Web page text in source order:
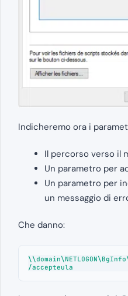
Indicheremo ora i
Il percorso verso il
Un parametro per
Un parametro per
un messaggio di
Che danno:
/accepteula